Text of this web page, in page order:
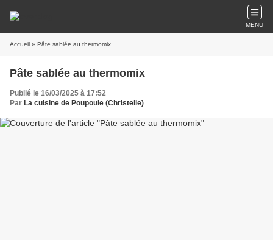
MENU
Accueil » Pâte sablée au thermomix
Pâte sablée au thermomix
Publié le 16/03/2025 à 17:52
Par La cuisine de Poupoule (Christelle)